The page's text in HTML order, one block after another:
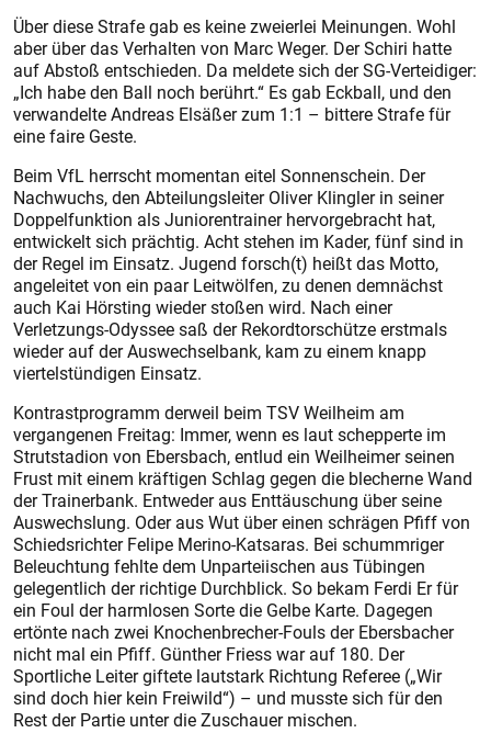
Über diese Strafe gab es keine zweierlei Meinungen. Wohl
aber über das Verhalten von Marc Weger. Der Schiri hatte
auf Abstoß entschieden. Da meldete sich der SG-Verteidiger:
„Ich habe den Ball noch berührt.“ Es gab Eckball, und den
verwandelte Andreas Elsäßer zum 1:1 – bittere Strafe für
eine faire Geste.
Beim VfL herrscht momentan eitel Sonnenschein. Der
Nachwuchs, den Abteilungsleiter Oliver Klingler in seiner
Doppelfunktion als Juniorentrainer hervorgebracht hat,
entwickelt sich prächtig. Acht stehen im Kader, fünf sind in
der Regel im Einsatz. Jugend forsch(t) heißt das Motto,
angeleitet von ein paar Leitwölfen, zu denen demnächst
auch Kai Hörsting wieder stoßen wird. Nach einer
Verletzungs-Odyssee saß der Rekordtorschütze erstmals
wieder auf der Auswechselbank, kam zu einem knapp
viertelstündigen Einsatz.
Kontrastprogramm derweil beim TSV Weilheim am
vergangenen Freitag: Immer, wenn es laut schepperte im
Strutstadion von Ebersbach, entlud ein Weilheimer seinen
Frust mit einem kräftigen Schlag gegen die blecherne Wand
der Trainerbank. Entweder aus Enttäuschung über seine
Auswechslung. Oder aus Wut über einen schrägen Pfiff von
Schiedsrichter Felipe Merino-Katsaras. Bei schummriger
Beleuchtung fehlte dem Unparteiischen aus Tübingen
gelegentlich der richtige Durchblick. So bekam Ferdi Er für
ein Foul der harmlosen Sorte die Gelbe Karte. Dagegen
ertönte nach zwei Knochenbrecher-Fouls der Ebersbacher
nicht mal ein Pfiff. Günther Friess war auf 180. Der
Sportliche Leiter giftete lautstark Richtung Referee („Wir
sind doch hier kein Freiwild“) – und musste sich für den
Rest der Partie unter die Zuschauer mischen.